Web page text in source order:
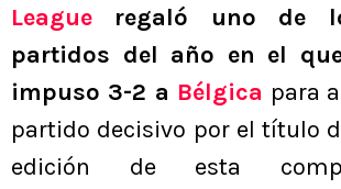
League regaló uno de
partidos del año en el
impuso 3-2 a Bélgica para
partido decisivo por el título
edición de esta